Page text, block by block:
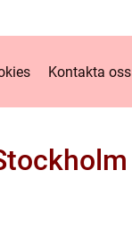
Kontakta oss